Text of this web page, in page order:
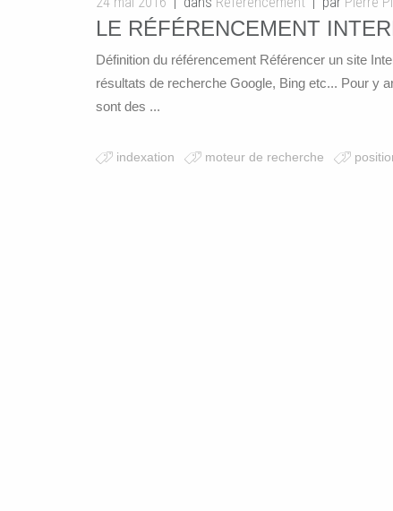
LE RÉFÉRENCEMENT
Définition du référencement Référencer un site
résultats de recherche Google, Bing etc... Pour y
sont des ...
indexation moteur de recherche